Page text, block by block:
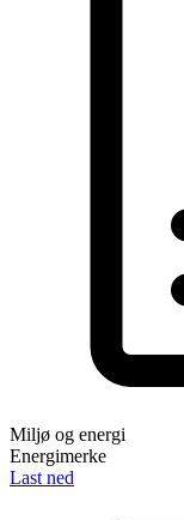
Miljø og energi
Energimerke
Last ned